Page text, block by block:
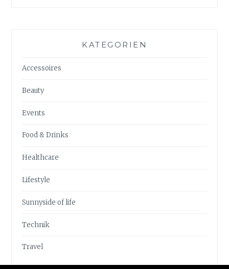
KATEGORIEN
Accessoires
Beauty
Events
Food & Drinks
Healthcare
Lifestyle
Sunnyside of life
Technik
Travel